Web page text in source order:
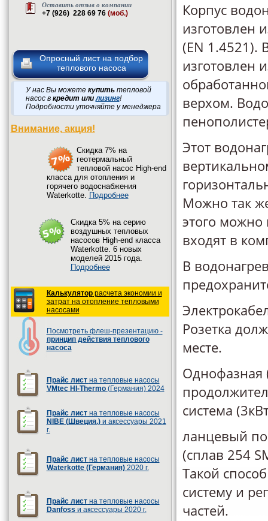
Оставить отзыв о компании
+7 (926) 228 69 76 (моб.)
Опросный лист на подбор
теплового насоса
У нас Вы можете купитьтепловой
насос в кредит илилизинг!
Подробности уточняйте у менеджера
Внимание, акция!
Cкидка 7% на
геотермальный
тепловой насос High-end
класса для отопления и
горячего водоснабжения
Waterkotte. Подробнее
Cкидка 5% на серию
воздушных тепловых
насосов High-end класса
Waterkotte. 6 новых
моделей 2015 года.
Подробнее
Калькуляторрасчета экономии и
затрат на отопление тепловыми
насосами
Посмотреть флеш-презентацию -
принцип действия теплового
насоса
Прайс лист на тепловые насосы
VMtec HI-Thermo (Германия) 2024
Прайс листна тепловые насосы
NIBE (Швеция.)и аксессуары 2021
г.
Прайс лист на тепловые насосы
Waterkotte (Германия)2020 г.
Прайс листна тепловые насосы
Danfoss и аксессуары 2020 г.
Корпус
изготовлен
(EN 1.4521).
изготовлен
верхом.
Этот
Можно так
этого можно
входят в
В
Розетка
месте.
Однофазная
система
ланцевый
(сплав 254
Такой
систему и
частей.